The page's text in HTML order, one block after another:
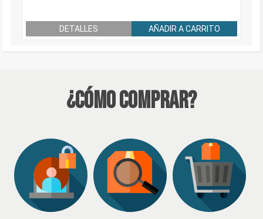
DETALLES AÑADIR A CARRITO
¿Cómo Comprar?